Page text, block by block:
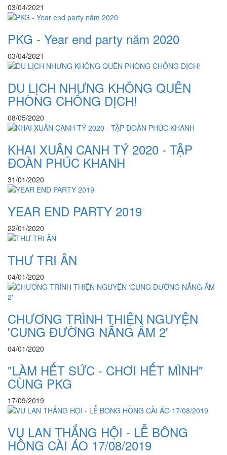
03/04/2021
PKG - Year end party năm 2020
03/04/2021
DU LỊCH NHƯNG KHÔNG QUÊN
PHÒNG CHỐNG DỊCH!
08/05/2020
KHAI XUÂN CANH TÝ 2020 - TẬP
ĐOÀN PHÚC KHANH
31/01/2020
YEAR END PARTY 2019
22/01/2020
THƯ TRI ÂN
04/01/2020
CHƯƠNG TRÌNH THIỆN NGUYỆN
'CUNG ĐƯỜNG NẮNG ẤM 2'
04/01/2020
"LÀM HẾT SỨC - CHƠI HẾT MÌNH"
CÙNG PKG
17/09/2019
VU LAN THẮNG HỘI - LỄ BÔNG
HỒNG CÀI ÁO 17/08/2019